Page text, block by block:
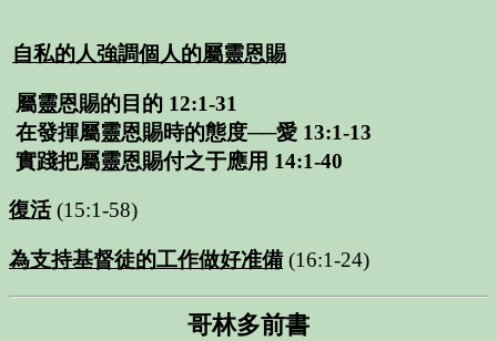
自私的人強調個人的屬靈恩賜
屬靈恩賜的目的 12:1-31
在發揮屬靈恩賜時的態度──愛 13:1-13
實踐把屬靈恩賜付之于應用 14:1-40
復活(15:1-58)
為支持基督徒的工作做好准備(16:1-24)
哥林多前書